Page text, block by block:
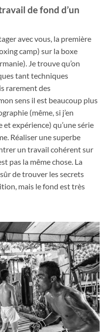
de fond d’un
avec vous, la première
camp) sur la boxe
Je trouve qu’on
tant techniques
rarement des
sens il est beaucoup plus
(même, si j’en
expérience) qu’une série
Réaliser une superbe
un travail cohérent sur
pas la même chose. La
de trouver les secrets
mais le fond est très